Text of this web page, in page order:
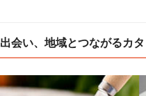
会い、地域とつながるカ